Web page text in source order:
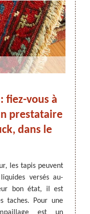
-
59 NORD
fiez-vous à
prestataire
dans le
les tapis peuvent
versés au-
bon état, il est
taches. Pour une
Pour
faut